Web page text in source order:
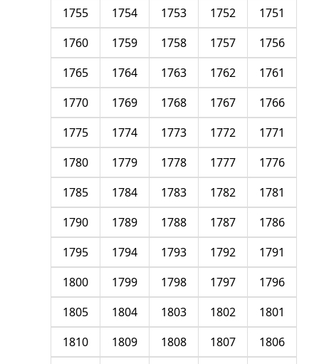
1751
1752
1753
1754
1755
1756
1757
1758
1759
1760
1761
1762
1763
1764
1765
1766
1767
1768
1769
1770
1771
1772
1773
1774
1775
1776
1777
1778
1779
1780
1781
1782
1783
1784
1785
1786
1787
1788
1789
1790
1791
1792
1793
1794
1795
1796
1797
1798
1799
1800
1801
1802
1803
1804
1805
1806
1807
1808
1809
1810